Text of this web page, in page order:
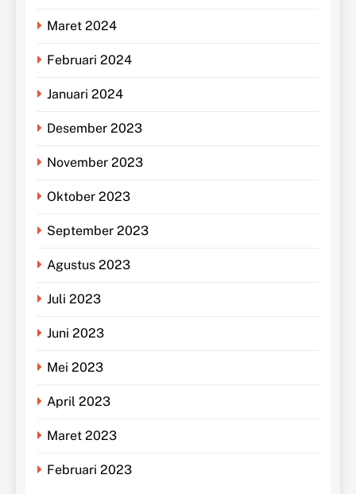
Maret 2024
Februari 2024
Januari 2024
Desember 2023
November 2023
Oktober 2023
September 2023
Agustus 2023
Juli 2023
Juni 2023
Mei 2023
April 2023
Maret 2023
Februari 2023